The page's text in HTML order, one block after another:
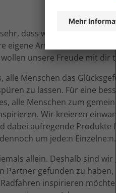
dass wir sie einfach
eigene Art und Weise.
unsere Freude mit dir
alle Menschen das
zu lassen. Für eine
alle Menschen zum
Wir kreieren
dabei aufregende Produkte
um jede:n Einzelne:n.
allein. Deshalb sind wir
Partner gefunden zu haben,
inspirieren möchte